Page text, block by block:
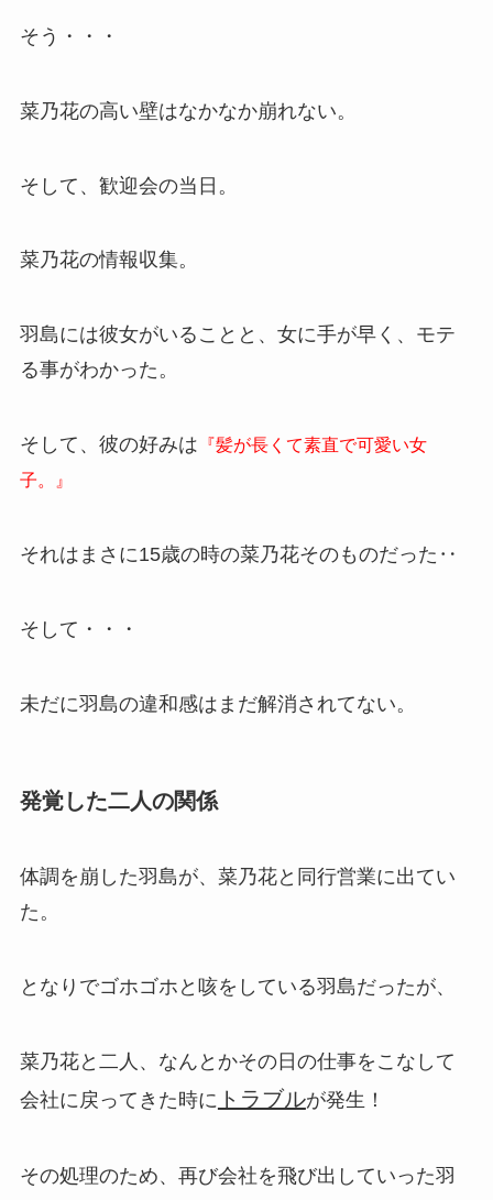
そう・・・
菜乃花の高い壁はなかなか崩れない。
そして、歓迎会の当日。
菜乃花の情報収集。
羽島には彼女がいることと、女に手が早く、モテ
る事がわかった。
そして、彼の好みは 『髪が長くて素直で可愛い女
子。』
それはまさに15歳の時の菜乃花そのものだった‥
そして・・・
未だに羽島の違和感はまだ解消されてない。
発覚した二人の関係
体調を崩した羽島が、菜乃花と同行営業に出てい
た。
となりでゴホゴホと咳をしている羽島だったが、
菜乃花と二人、なんとかその日の仕事をこなして
会社に戻ってきた時に トラブルが発生！
その処理のため、再び会社を飛び出していった羽